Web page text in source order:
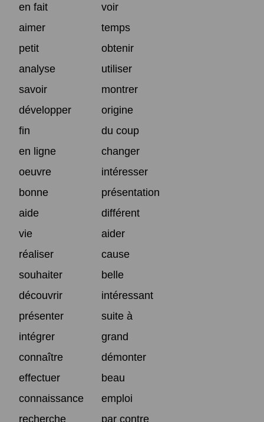
en fait
voir
aimer
temps
petit
obtenir
analyse
utiliser
savoir
montrer
développer
origine
fin
du coup
en ligne
changer
oeuvre
intéresser
bonne
présentation
aide
différent
vie
aider
réaliser
cause
souhaiter
belle
découvrir
intéressant
présenter
suite à
intégrer
grand
connaître
démonter
effectuer
beau
connaissance
emploi
recherche
par contre